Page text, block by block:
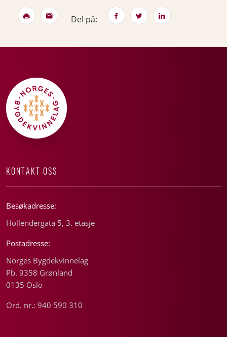
Del på:
KONTAKT OSS
Besøkadresse:
Hollendergata 5, 3. etasje
Postadresse:
Norges Bygdekvinnelag
Pb. 9358 Grønland
0135 Oslo
Ord. nr.: 940 590 310